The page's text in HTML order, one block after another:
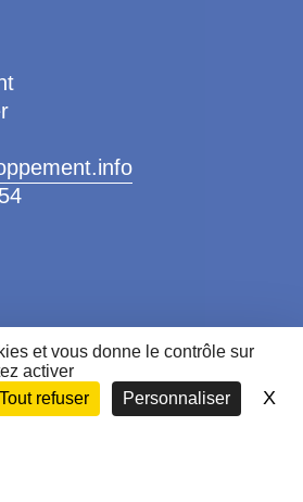
et vous donne le contrôle sur
activer
Tout refuser Personnaliser X